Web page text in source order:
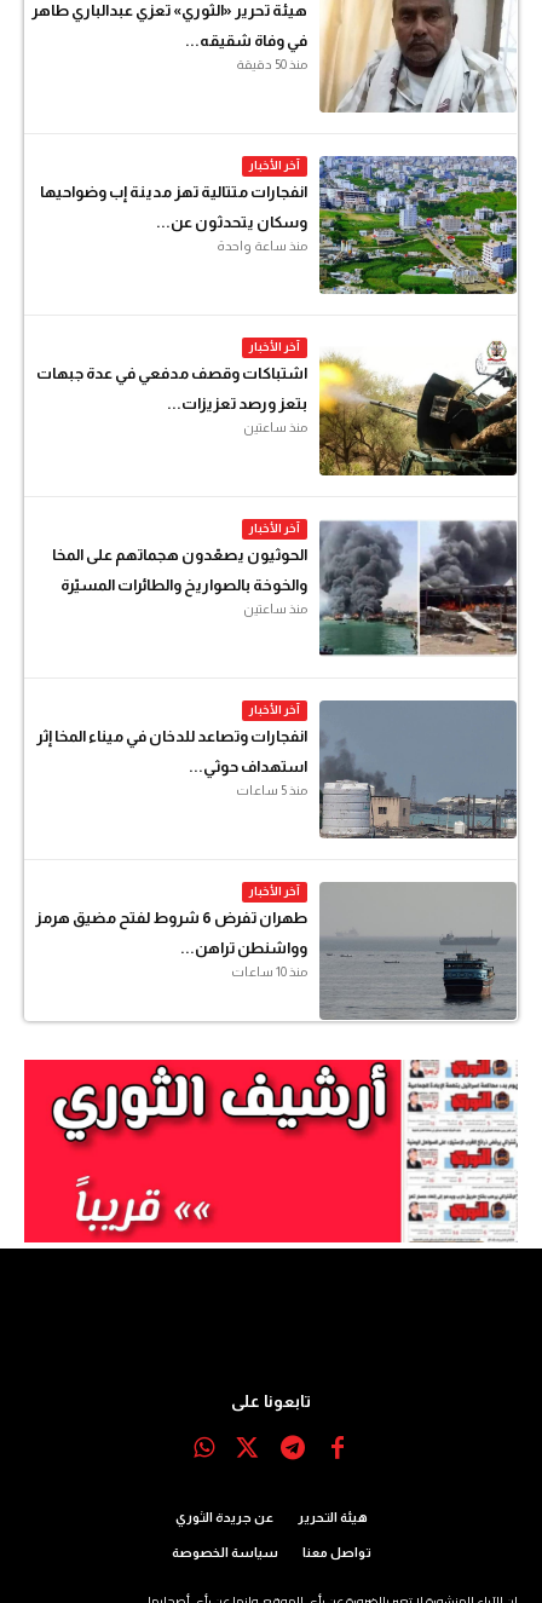
هيئة تحرير «الثوري» تعزي عبدالباري طاهر
في وفاة شقيقه...
منذ 50 دقيقة
آخر الأخبار
انفجارات متتالية تهز مدينة إب وضواحيها
وسكان يتحدثون عن...
منذ ساعة واحدة
آخر الأخبار
اشتباكات وقصف مدفعي في عدة جبهات
بتعز ورصد تعزيزات...
منذ ساعتين
آخر الأخبار
الحوثيون يصعّدون هجماتهم على المخا
والخوخة بالصواريخ والطائرات المسيّرة
منذ ساعتين
آخر الأخبار
انفجارات وتصاعد للدخان في ميناء المخا إثر
استهداف حوثي...
منذ 5 ساعات
آخر الأخبار
طهران تفرض 6 شروط لفتح مضيق هرمز
وواشنطن تراهن...
منذ 10 ساعات
تابعونا على
هيئة التحرير عن جريدة الثوري
تواصل معنا سياسة الخصوصة